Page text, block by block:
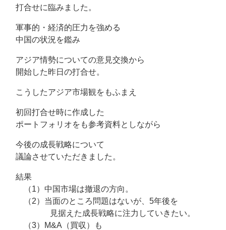
打合せに臨みました。
軍事的・経済的圧力を強める
中国の状況を鑑み
アジア情勢についての意見交換から
開始した昨日の打合せ。
こうしたアジア市場観をもふまえ
初回打合せ時に作成した
ポートフォリオをも参考資料としながら
今後の成長戦略について
議論させていただきました。
結果
（1）中国市場は撤退の方向。
（2）当面のところ問題はないが、5年後を
見据えた成長戦略に注力していきたい。
（3）M&A（買収）も